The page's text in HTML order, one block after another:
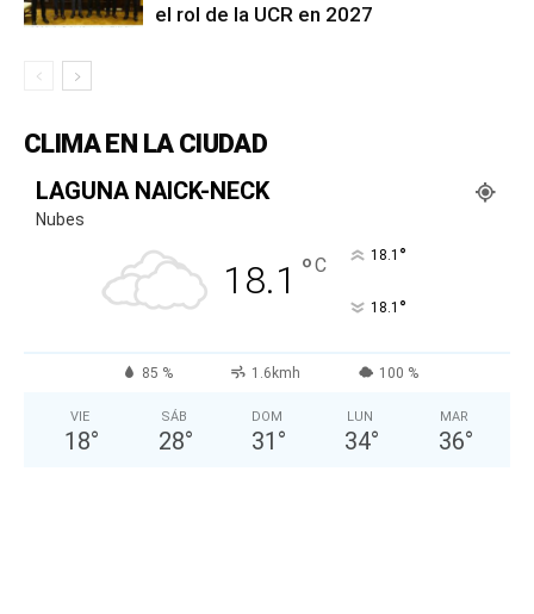
el rol de la UCR en 2027
CLIMA EN LA CIUDAD
LAGUNA NAICK-NECK
Nubes
18.1 °C 18.1 °
18.1 °
85 % 1.6kmh 100 %
VIE
18°
SÁB
28°
DOM
31 °
LUN
34°
MAR
36°